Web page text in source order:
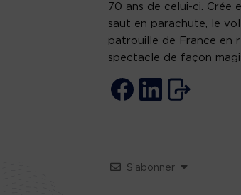
70 ans de celui-ci.
saut en parachute, le vol
patrouille de France en
spectacle de façon
S’abonner